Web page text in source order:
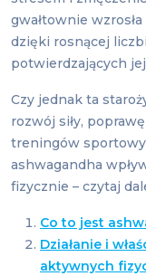
gwałtownie
dzięki rosnącej
potwierdzających
Czy jednak ta
rozwój siły,
treningów
ashwagandha
fizycznie – czytaj
Co to jest
Działanie i
aktywnych